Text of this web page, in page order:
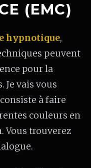
(EMC)
hypnotique,
peuvent
pour la
Je vais vous
à faire
couleurs en
Vous trouverez